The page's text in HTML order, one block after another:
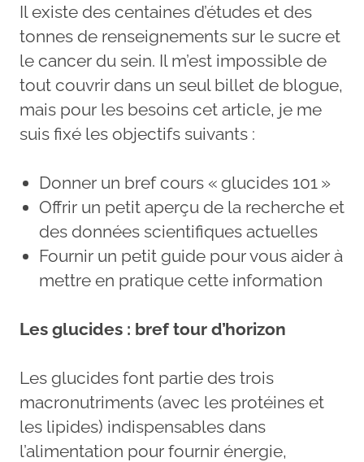
Il existe des centaines d’études et des
tonnes de renseignements sur le sucre et
le cancer du sein. Il m’est impossible de
tout couvrir dans un seul billet de blogue,
mais pour les besoins cet article, je me
suis fixé les objectifs suivants :
Donner un bref cours « glucides 101 »
Offrir un petit aperçu de la recherche et
des données scientifiques actuelles
Fournir un petit guide pour vous aider à
mettre en pratique cette information
Les glucides : bref tour d’horizon
Les glucides font partie des trois
macronutriments (avec les protéines et
les lipides) indispensables dans
l’alimentation pour fournir énergie,